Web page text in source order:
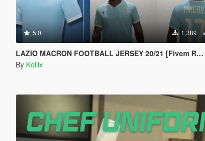
5.0 1,389
LAZIO MACRON FOOTBALL JERSEY 20/21 [Fivem Ready]
By Kollix